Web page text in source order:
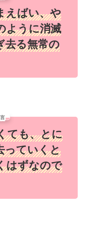
えばい、や
ように消滅
去る無常の
ても、とに
っていくと
はずなので